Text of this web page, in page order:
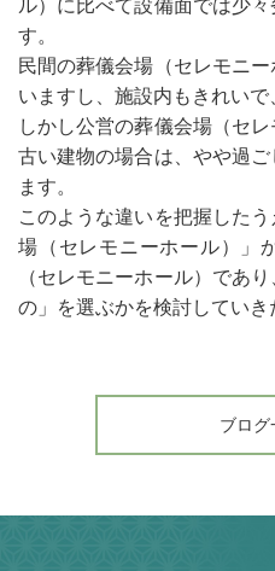
ル）に比べて設備面では少
す。
民間の葬儀会場（セレモニ
いますし、施設内もきれいで
しかし公営の葬儀会場（セ
古い建物の場合は、やや過
ます。
このような違いを把握した
場（セレモニーホール）」
（セレモニーホール）であ
の」を選ぶかを検討していき
ブログ